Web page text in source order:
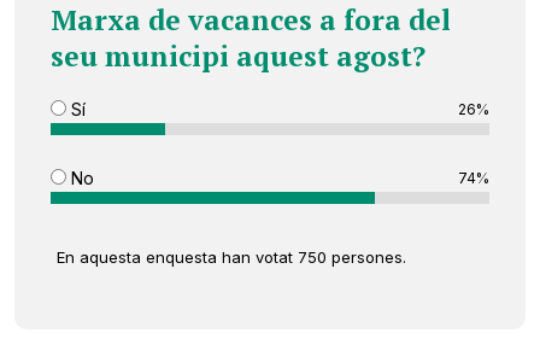
Marxa de vacances a fora del
seu municipi aquest agost?
Sí 26%
No 74%
En aquesta enquesta han votat 750 persones.